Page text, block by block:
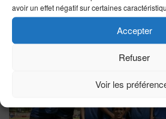
avoir un effet négatif sur certaines
Accepter
Refuser
Voir les